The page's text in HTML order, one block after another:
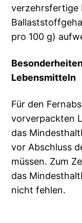
verzehrsfertige
pro 100 g)
Lebensmitteln
Für den
vorverpackten
das
vor Abschluss
müssen. Zum
das
nicht fehlen.